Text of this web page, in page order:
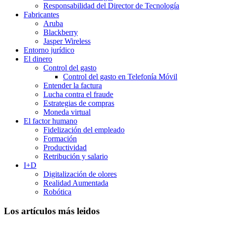
Responsabilidad del Director de Tecnología
Fabricantes
Aruba
Blackberry
Jasper Wireless
Entorno jurídico
El dinero
Control del gasto
Control del gasto en Telefonía Móvil
Entender la factura
Lucha contra el fraude
Estrategias de compras
Moneda virtual
El factor humano
Fidelización del empleado
Formación
Productividad
Retribución y salario
I+D
Digitalización de olores
Realidad Aumentada
Robótica
Los artículos más leidos